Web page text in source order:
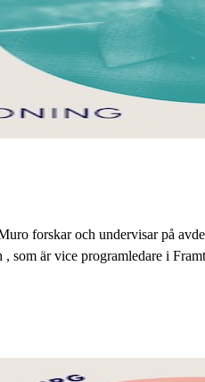
forskar och undervisar på
som är vice programledare i